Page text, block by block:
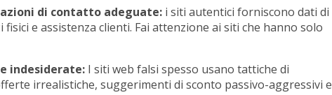
di contatto adeguate: i siti autentici forniscono dati di
e assistenza clienti. Fai attenzione ai siti che hanno solo
indesiderate: I siti web falsi spesso usano tattiche di
irrealistiche, suggerimenti di sconto passivo-aggressivi e